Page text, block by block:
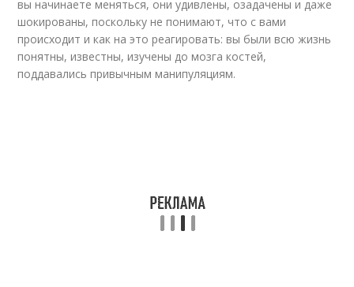
вы начинаете меняться, они удивлены, озадачены и даже
шокированы, поскольку не понимают, что с вами
происходит и как на это реагировать: вы были всю жизнь
понятны, известны, изучены до мозга костей,
поддавались привычным манипуляциям.